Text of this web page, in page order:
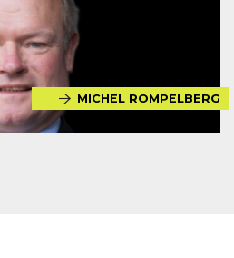
MICHEL ROMPELBERG